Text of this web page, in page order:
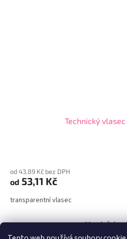
Technický
od 43,89 Kč bez DPH
od 53,11 Kč
transparentní vlasec
11položek